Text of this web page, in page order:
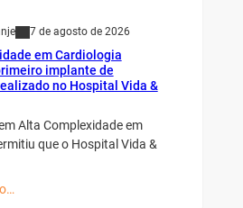
7 de agosto de 2026
em Cardiologia
implante de
no Hospital Vida &
Alta Complexidade em
que o Hospital Vida &